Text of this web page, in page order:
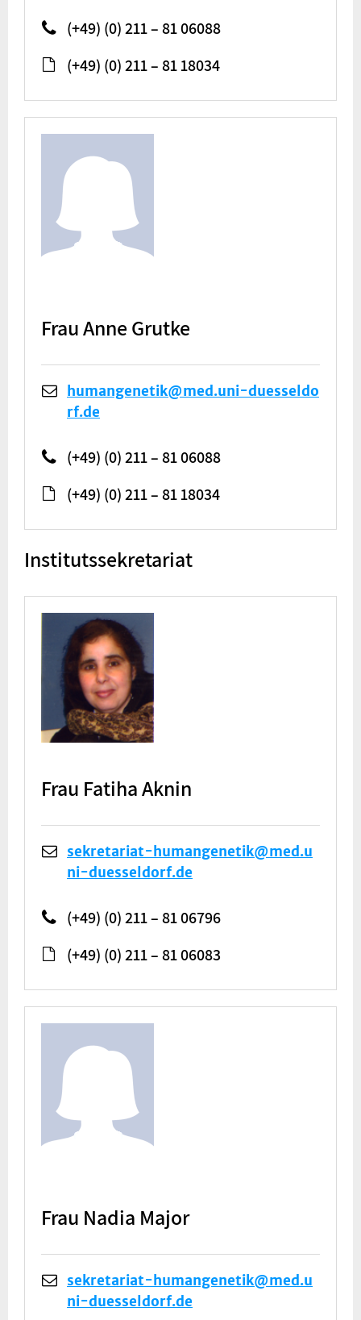
(+49) (0) 211 – 81 06088
(+49) (0) 211 – 81 18034
Frau Anne Grutke
humangenetik@med.uni-duesseldo
rf.de
(+49) (0) 211 – 81 06088
(+49) (0) 211 – 81 18034
Institutssekretariat
Frau Fatiha Aknin
sekretariat-humangenetik@med.u
ni-duesseldorf.de
(+49) (0) 211 – 81 06796
(+49) (0) 211 – 81 06083
Frau Nadia Major
sekretariat-humangenetik@med.u
ni-duesseldorf.de